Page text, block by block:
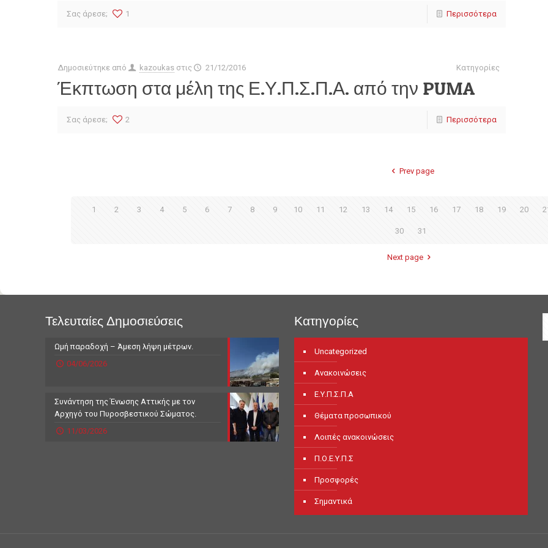
Σας άρεσε; 1 Περισσότερα
Δημοσιεύτηκε από kazoukas στις 21/12/2016 Κατηγορίες
Έκπτωση στα μέλη της Ε.Υ.Π.Σ.Π.Α. από την PUMA
Σας άρεσε; 2 Περισσότερα
Prev page
1 2 3 4 5 6 7 8 9 10 11 12 13 14 15 16 17 18 19 20
30 31
Next page
Τελευταίες Δημοσιεύσεις
Ωμή παραδοχή – Άμεση λήψη μέτρων.
04/06/2026
Συνάντηση της Ένωσης Αττικής με τον
Αρχηγό του Πυροσβεστικού Σώματος.
11/03/2026
Κατηγορίες
Uncategorized
Ανακοινώσεις
Ε.Υ.Π.Σ.Π.Α
Θέματα προσωπικού
Λοιπές ανακοινώσεις
Π.Ο.Ε.Υ.Π.Σ
Προσφορές
Σημαντικά